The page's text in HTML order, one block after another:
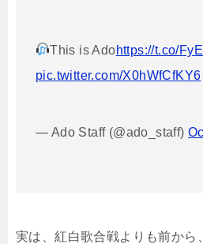
This is Adohttps://t.co/
pic.twitter.com/X0hWfCfKY6
— Ado Staff (@ado_staff)
実は、紅白歌合戦よりも前から